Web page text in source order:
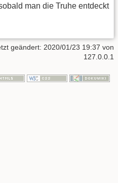
man die Truhe entdeckt
geändert: 2020/01/23 19:37 von
127.0.0.1